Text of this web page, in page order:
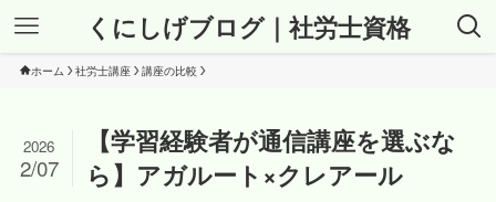
くにしげブログ｜社労士資格
ホーム 社労士講座 講座の比較
【学習経験者が通信講座を選ぶな
ら】アガルート×クレアール
2026
2/07